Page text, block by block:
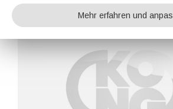
Mehr erfahren und